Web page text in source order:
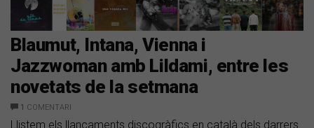
Blaumut, Intana, Vienna i
Jazzwoman amb Lildami, entre les
novetats de la setmana
1 COMENTARI
Llistem els llançaments discogràfics en català dels darrers